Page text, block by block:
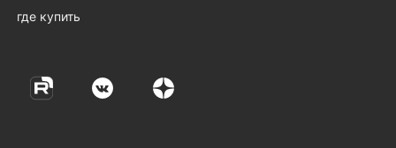
где купить